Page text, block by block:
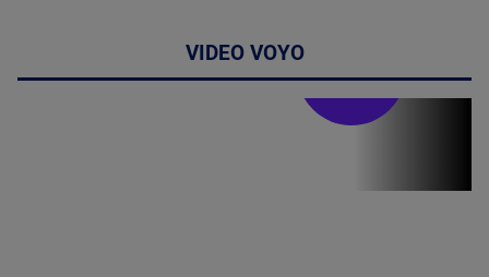
VIDEO VOYO
Stirile PRO TV